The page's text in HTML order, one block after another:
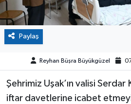
Paylaş
Reyhan Büşra Büyükgüzel
Şehrimiz Uşak’ın valisi Serdar
iftar davetlerine icabet